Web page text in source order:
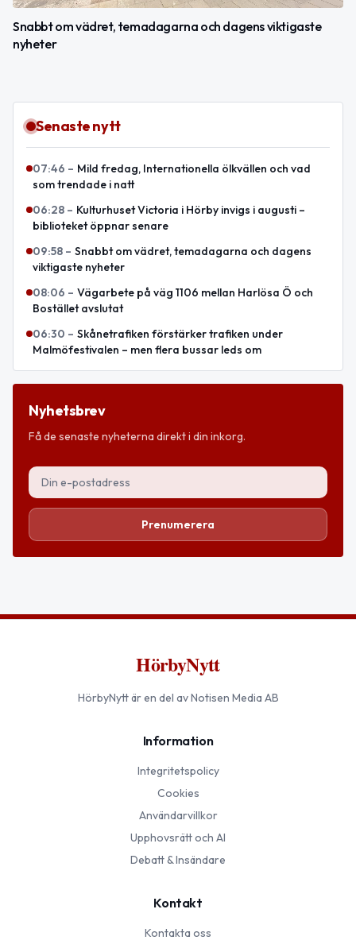
Snabbt om vädret, temadagarna och dagens viktigaste
nyheter
Senaste nytt
07:46 – Mild fredag, Internationella ölkvällen och vad
som trendade i natt
06:28 – Kulturhuset Victoria i Hörby invigs i augusti –
biblioteket öppnar senare
09:58 – Snabbt om vädret, temadagarna och dagens
viktigaste nyheter
08:06 – Vägarbete på väg 1106 mellan Harlösa Ö och
Bostället avslutat
06:30 – Skånetrafiken förstärker trafiken under
Malmöfestivalen – men flera bussar leds om
Nyhetsbrev
Få de senaste nyheterna direkt i din inkorg.
Prenumerera
HörbyNytt
HörbyNyttär en del av Notisen Media AB
Information
Integritetspolicy
Cookies
Användarvillkor
Upphovsrätt och AI
Debatt & Insändare
Kontakt
Kontakta oss